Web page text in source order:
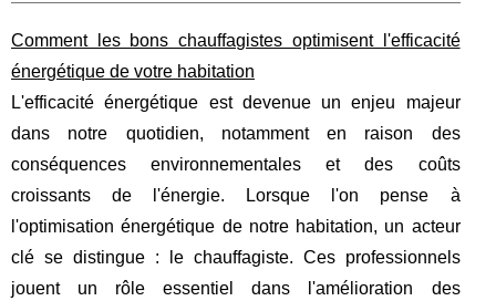
Comment les bons chauffagistes optimisent l'efficacité
énergétique de votre habitation
L'efficacité énergétique est devenue un enjeu majeur
dans notre quotidien, notamment en raison des
conséquences environnementales et des coûts
croissants de l'énergie. Lorsque l'on pense à
l'optimisation énergétique de notre habitation, un acteur
clé se distingue : le chauffagiste. Ces professionnels
jouent un rôle essentiel dans l'amélioration des